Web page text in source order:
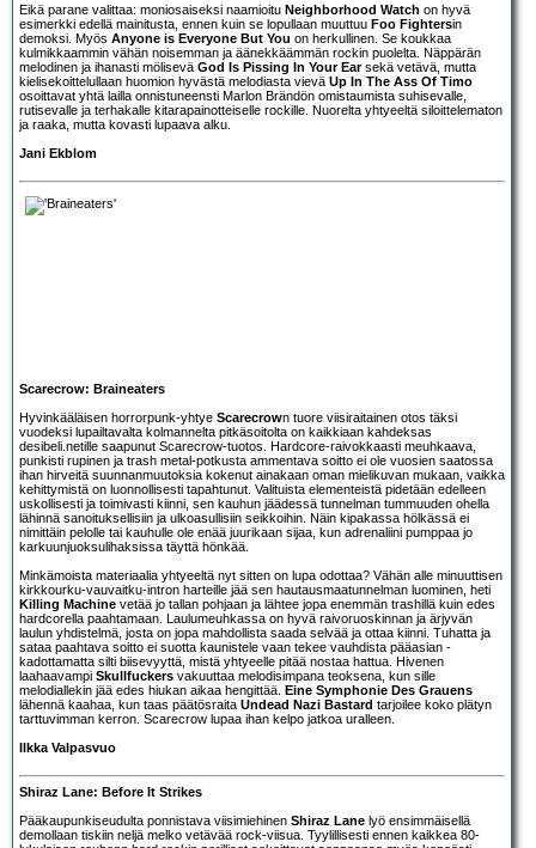
Eikä parane valittaa: moniosaiseksi naamioitu Neighborhood Watch on hyvä
esimerkki edellä mainitusta, ennen kuin se lopullaan muuttuu Foo Fightersin
demoksi. Myös Anyone is Everyone But You on herkullinen. Se koukkaa
kulmikkaammin vähän noisemman ja äänekkäämmän rockin puolelta. Näppärän
melodinen ja ihanasti mölisevä God Is Pissing In Your Earsekä vetävä, mutta
kielisekoittelullaan huomion hyvästä melodiasta vievä Up In The Ass Of Timo
osoittavat yhtä lailla onnistuneensti Marlon Brändön omistaumista suhisevalle,
rutisevalle ja terhakalle kitarapainotteiselle rockille. Nuorelta yhtyeeltä siloittelematon
ja raaka, mutta kovasti lupaava alku.
Jani Ekblom
Scarecrow: Braineaters
Hyvinkääläisen horrorpunk-yhtye Scarecrown tuore viisiraitainen otos täksi
vuodeksi lupailtavalta kolmannelta pitkäsoitolta on kaikkiaan kahdeksas
desibeli.netille saapunut Scarecrow-tuotos. Hardcore-raivokkaasti meuhkaava,
punkisti rupinen ja trash metal-potkusta ammentava soitto ei ole vuosien saatossa
ihan hirveitä suunnanmuutoksia kokenut ainakaan oman mielikuvan mukaan, vaikka
kehittymistä on luonnollisesti tapahtunut. Valituista elementeistä pidetään edelleen
uskollisesti ja toimivasti kiinni, sen kauhun jäädessä tunnelman tummuuden ohella
lähinnä sanoituksellisiin ja ulkoasullisiin seikkoihin. Näin kipakassa hölkässä ei
nimittäin pelolle tai kauhulle ole enää juurikaan sijaa, kun adrenaliini pumppaa jo
karkuunjuoksulihaksissa täyttä hönkää.
Minkämoista materiaalia yhtyeeltä nyt sitten on lupa odottaa? Vähän alle minuuttisen
kirkkourku-vauvaitku-intron harteille jää sen hautausmaatunnelman luominen, heti
Killing Machine vetää jo tallan pohjaan ja lähtee jopa enemmän trashillä kuin edes
hardcorella paahtamaan. Laulumeuhkassa on hyvä raivoruoskinnan ja ärjyvän
laulun yhdistelmä, josta on jopa mahdollista saada selvää ja ottaa kiinni. Tuhatta ja
sataa paahtava soitto ei suotta kaunistele vaan tekee vauhdista pääasian -
kadottamatta silti biisevyyttä, mistä yhtyeelle pitää nostaa hattua. Hivenen
laahaavampi Skullfuckers vakuuttaa melodisimpana teoksena, kun sille
melodiallekin jää edes hiukan aikaa hengittää. Eine Symphonie Des Grauens
lähennä kaahaa, kun taas päätösraita Undead Nazi Bastard tarjoilee koko plätyn
tarttuvimman kerron. Scarecrow lupaa ihan kelpo jatkoa uralleen.
Ilkka Valpasvuo
Shiraz Lane: Before It Strikes
Pääkaupunkiseudulta ponnistava viisimiehinen Shiraz Lane lyö ensimmäisellä
demollaan tiskiin neljä melko vetävää rock-viisua. Tyylillisesti ennen kaikkea 80-